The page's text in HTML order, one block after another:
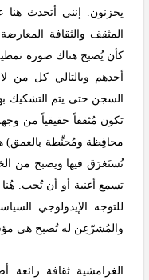
يحزنون. إنني أتحدث
المثقف والثقافة
كأن يُصبح هناك صورة
أحدهم وبالتالي كل من
السجن حتى يتم التشكيك
تكون مُثقفاً حقيقياً من
محافِظة ومُحنِّطة بالعمق)
تُستَغرَق فيها ويصبح من
تسمع أغنية أو أن تُحب. هُنا
للتوجه الإيدولوجي
والمُشرّعِن له تُصبح هي
الغرامشية ثقافة رائعة